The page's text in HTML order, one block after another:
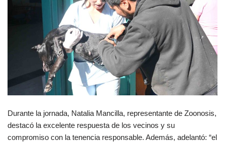
Durante la jornada, Natalia Mancilla, representante de Zoonosis,
destacó la excelente respuesta de los vecinos y su
compromiso con la tenencia responsable. Además, adelantó: “el